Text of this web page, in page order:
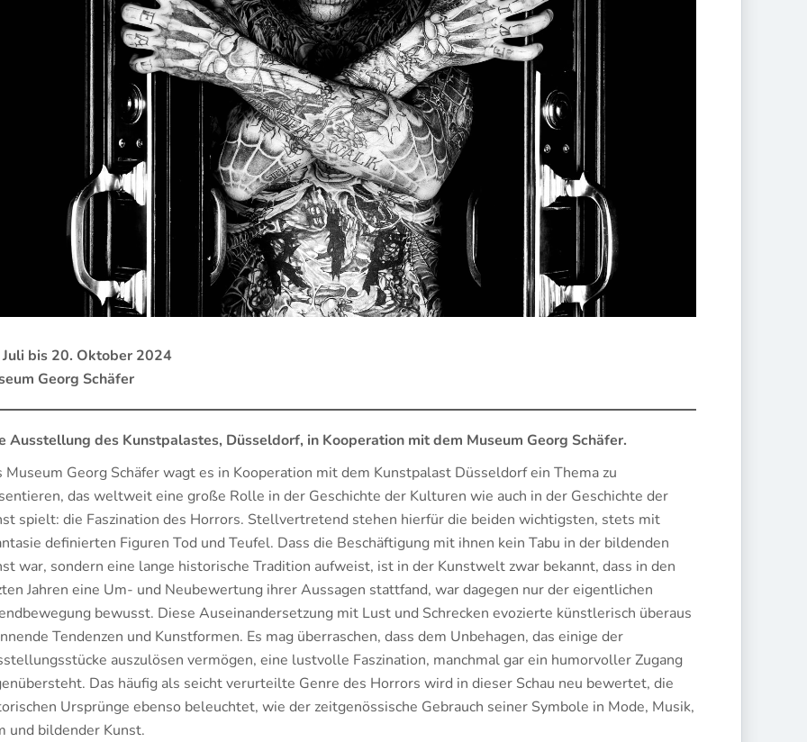
Juli bis 20. Oktober 2024
Georg Schäfer
Ausstellung des Kunstpalastes, Düsseldorf, in Kooperation mit dem Museum Georg Schäfer.
Museum Georg Schäfer wagt es in Kooperation mit dem Kunstpalast Düsseldorf ein Thema zu
das weltweit eine große Rolle in der Geschichte der Kulturen wie auch in der Geschichte der
spielt: die Faszination des Horrors. Stellvertretend stehen hierfür die beiden wichtigsten, stets mit
definierten Figuren Tod und Teufel. Dass die Beschäftigung mit ihnen kein Tabu in der bildenden
war, sondern eine lange historische Tradition aufweist, ist in der Kunstwelt zwar bekannt, dass in den
Jahren eine Um- und Neubewertung ihrer Aussagen stattfand, war dagegen nur der eigentlichen
bewusst. Diese Auseinandersetzung mit Lust und Schrecken evozierte künstlerisch überaus
Tendenzen und Kunstformen. Es mag überraschen, dass dem Unbehagen, das einige der
auszulösen vermögen, eine lustvolle Faszination, manchmal gar ein humorvoller Zugang
Das häufig als seicht verurteilte Genre des Horrors wird in dieser Schau neu bewertet, die
Ursprünge ebenso beleuchtet, wie der zeitgenössische Gebrauch seiner Symbole in Mode, Musik,
und bildender Kunst.